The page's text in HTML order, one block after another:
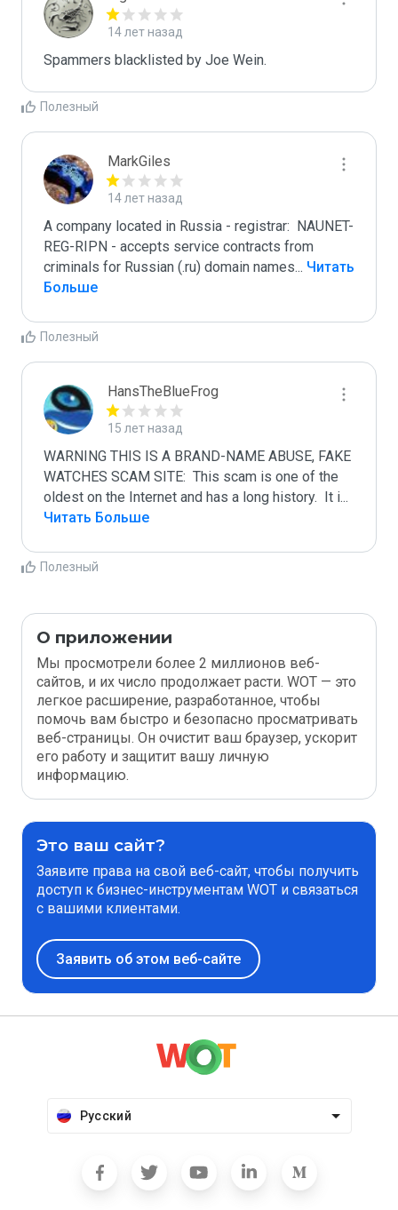
14 лет назад
Spammers blacklisted by Joe Wein.
Полезный
MarkGiles
14 лет назад
A company located in Russia - registrar:  NAUNET-
REG-RIPN - accepts service contracts from
criminals for Russian (.ru) domain names... Читать
Больше
Полезный
HansTheBlueFrog
15 лет назад
WARNING THIS IS A BRAND-NAME ABUSE, FAKE
WATCHES SCAM SITE:  This scam is one of the
oldest on the Internet and has a long history.  It i...
Читать Больше
Полезный
О приложении
Мы просмотрели более 2 миллионов веб-
сайтов, и их число продолжает расти. WOT — это
легкое расширение, разработанное, чтобы
помочь вам быстро и безопасно просматривать
веб-страницы. Он очистит ваш браузер, ускорит
его работу и защитит вашу личную
информацию.
Это ваш сайт?
Заявите права на свой веб-сайт, чтобы получить
доступ к бизнес-инструментам WOT и связаться
с вашими клиентами.
Заявить об этом веб-сайте
Русский